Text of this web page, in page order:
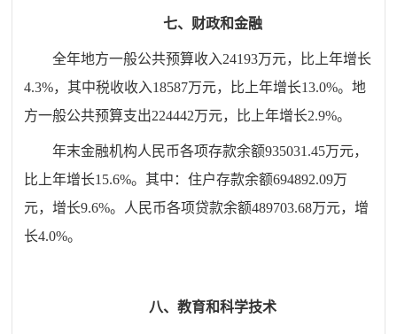
七、财政和金融
全年地方一般公共预算收入24193万元，比上年增长
4.3%，其中税收收入18587万元， 比上年增长13.0%。地
方一般公共预算支出224442万元，
比上年增长2.9%。
年末金融机构人民币各项存款余额935031.45万元，
比上年增长15.6%。其中：住户存款余额694892.09万
元，增长9.6%。人民币各项贷款余额489703.68万元，增
长4.0%。
八、教育和科学技术